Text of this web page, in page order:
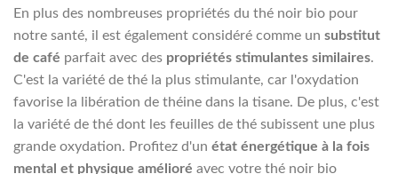
En plus des nombreuses propriétés du thé noir bio pour
notre santé, il est également considéré comme un substitut
de café parfait avec des propriétés stimulantes similaires.
C'est la variété de thé la plus stimulante, car l'oxydation
favorise la libération de théine dans la tisane. De plus, c'est
la variété de thé dont les feuilles de thé subissent une plus
grande oxydation. Profitez d'un état énergétique à la fois
mental et physique amélioré avec votre thé noir bio